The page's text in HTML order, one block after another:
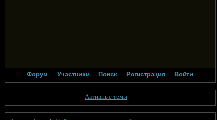
Форум Участники Поиск Регистрация Войти
Активные темы